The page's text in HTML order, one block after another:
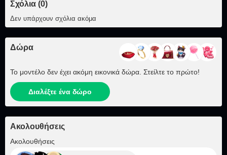
Σχόλια (0)
Δεν υπάρχουν σχόλια ακόμα
Δώρα
Το μοντέλο δεν έχει ακόμη εικονικά δώρα. Στείλτε το πρώτο!
Διαλέξτε ένα δώρο
Ακολουθήσεις
Ακολουθήσεις